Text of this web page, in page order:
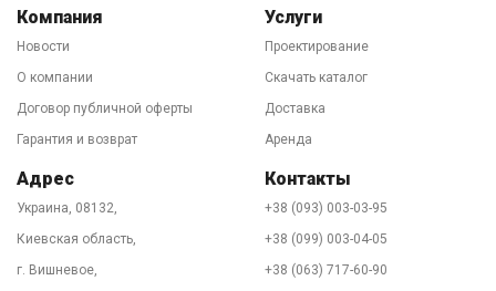
лет мы обеспечиваем бесперебойность поставок
лестниц и стремянок KRAUSE в Украину. Купить
продукцию Вы можете на нашем центральном складе
в Киеве или заказать через интернет-магазин на этом
сайте с доставкой по всей стране. 90% заказов мы
перевозчиком. День-два и лестница у Вас. Звоните!
Наши специалисты подскажут в выборе оптимального
оборудования, расскажут о вариантах доставки и
предоставят официальную гарантию на товар. Купить
Компания
Новости
О компании
Договор публичной оферты
Гарантия и возврат
Услуги
Проектирование
Скачать каталог
Доставка
Аренда
Адрес
Украина, 08132,
Киевская область,
г. Вишневое,
Контакты
+38 (093) 003-03-95
+38 (099) 003-04-05
+38 (063) 717-60-90